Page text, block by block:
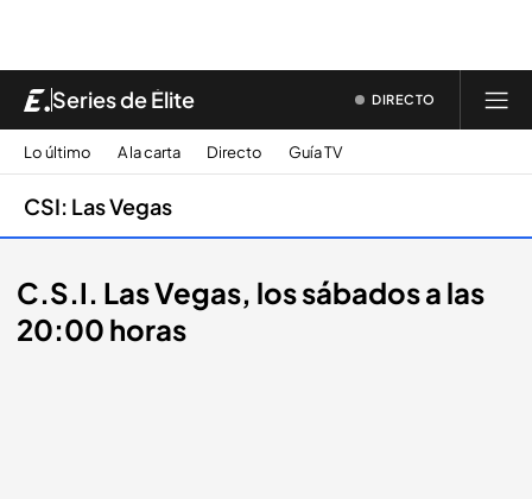
Series de Élite DIRECTO
Lo último A la carta Directo Guía TV
CSI: Las Vegas
C.S.I. Las Vegas, los sábados a las
20:00 horas